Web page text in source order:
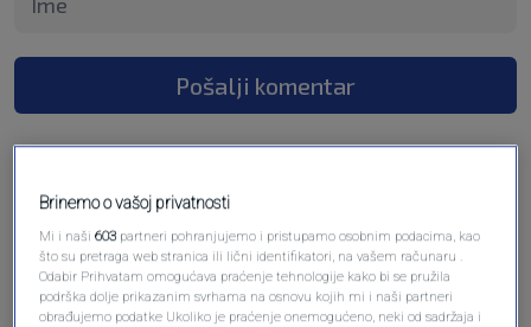
Pošalji komentar
Brinemo o vašoj privatnosti
Mi i naši603 partneri pohranjujemo i pristupamo osobnim podacima, kao
što su pretraga web stranica ili lični identifikatori, na vašem računaru .
Odabir Prihvatam omogućava praćenje tehnologije kako bi se pružila
podrška dolje prikazanim svrhama na osnovu kojih mi i naši partneri
obrađujemo podatke Ukoliko je praćenje onemogućeno, neki od sadržaja i